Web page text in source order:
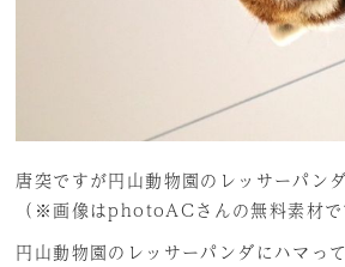
唐突ですが円山動物園のレッサーパン
（※画像はphotoACさんの無料素材で
円山動物園のレッサーパンダにハマっ